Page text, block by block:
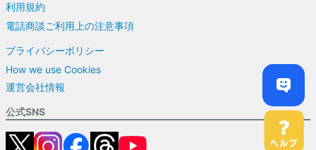
利用規約
電話商談ご利用上の注意事項
プライバシーポリシー
How we use Cookies
運営会社情報
公式SNS